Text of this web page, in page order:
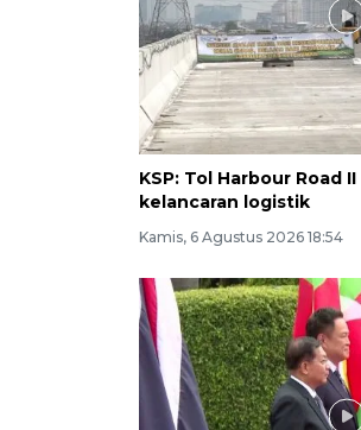
KSP: Tol Harbour Road
kelancaran logistik
Kamis, 6 Agustus 2026 18:54